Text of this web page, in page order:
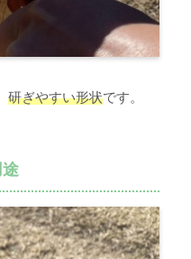
研ぎやすい形状です。